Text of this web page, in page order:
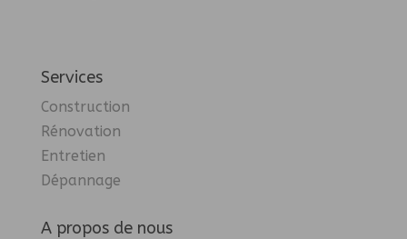
Services
Construction
Rénovation
Entretien
Dépannage
A propos de nous